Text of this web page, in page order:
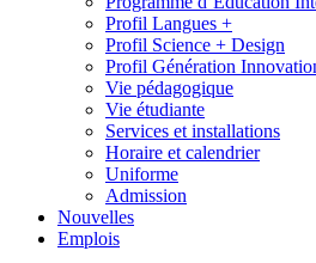
Profil Langues +
Profil Science + Design
Profil Génération
Vie pédagogique
Vie étudiante
Services et installations
Horaire et calendrier
Uniforme
Admission
Nouvelles
Emplois